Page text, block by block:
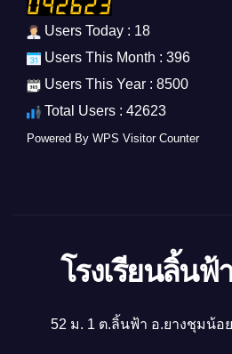
Users Today : 18
Users This Month : 396
Users This Year : 8500
Total Users : 42623
Powered By WPS Visitor Counter
โรงเรียนลิ้น
52 ม. 1 ต.ลิ้นฟ้า อ.ยางชุมน้อ